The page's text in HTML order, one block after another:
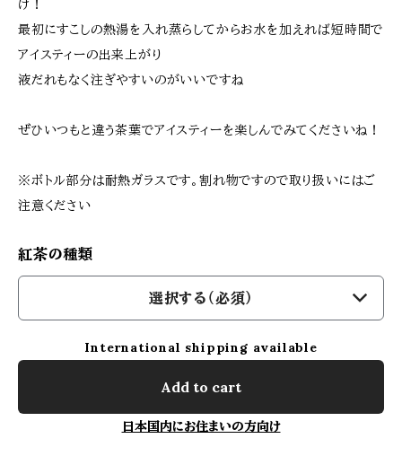
け！
最初にすこしの熱湯を入れ蒸らしてからお水を加えれば短時間で
アイスティーの出来上がり
液だれもなく注ぎやすいのがいいですね
ぜひいつもと違う茶葉でアイスティーを楽しんでみてくださいね！
※ボトル部分は耐熱ガラスです。割れ物ですので取り扱いにはご
注意ください
紅茶の種類
選択する（必須）
International shipping available
Add to cart
日本国内にお住まいの方向け